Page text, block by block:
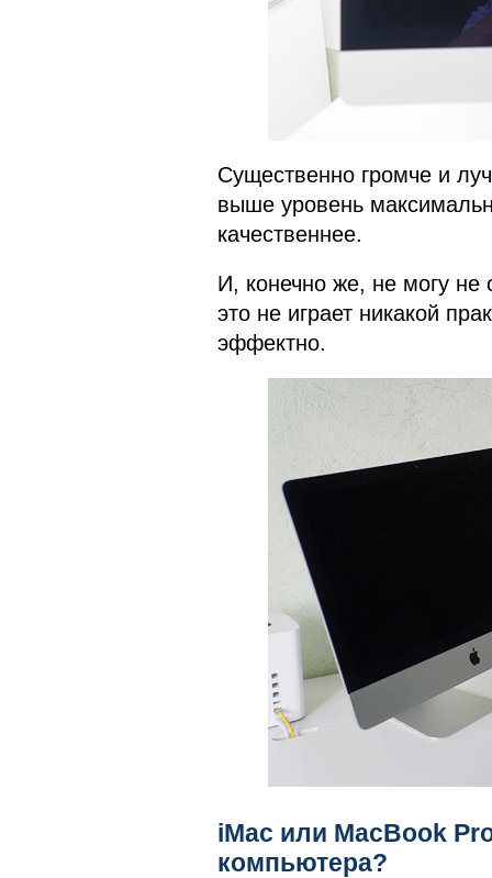
Существенно громче и
выше уровень
качественнее.
И, конечно же, не могу не
это не играет никакой
эффектно.
iMac или MacBook
компьютера?